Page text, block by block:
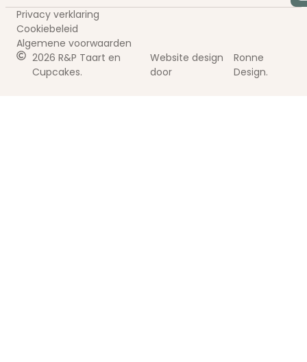
2026 R&P Taart en
Cupcakes.
Website design
door
Ronne
Design.
Privacy verklaring
Cookiebeleid
Algemene voorwaarden